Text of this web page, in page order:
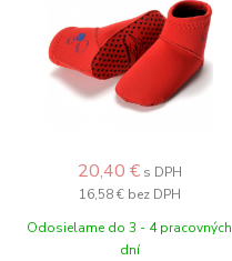
20,40 € s DPH
16,58 € bez DPH
Odosielame do 3 - 4 pracovných
dní